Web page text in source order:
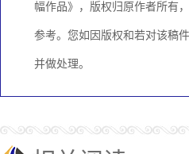
幅作品》，版权归原作者所有
参考。您如因版权和若对该稿
并做处理。